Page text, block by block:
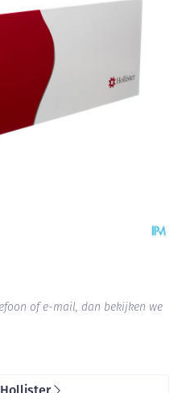
of e-mail, dan bekijken we